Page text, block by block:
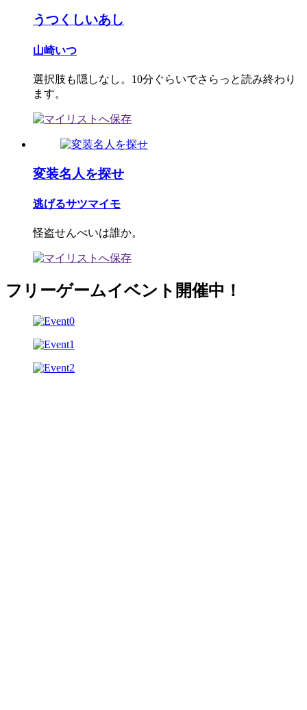
うつくしいあし
山崎いつ
選択肢も隠しなし。10分ぐらいでさらっと読み終わり
ます。
変装名人を探せ
逃げるサツマイモ
怪盗せんべいは誰か。
フリーゲームイベント開催中！